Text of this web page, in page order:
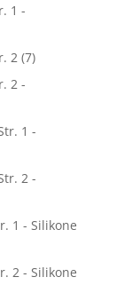
1 -
2 (7)
2 -
1 -
2 -
1 - Silikone
2 - Silikone